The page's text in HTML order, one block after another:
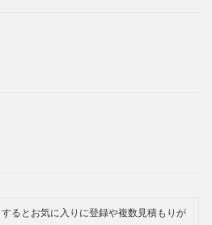
するとお気に入りに登録や複数見積もりが